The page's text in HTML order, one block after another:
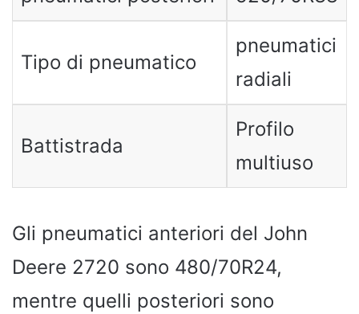
Tipo di pneumatico
pneumatici
radiali
Battistrada
Profilo
multiuso
Gli pneumatici anteriori del John
Deere 2720 sono 480/70R24,
mentre quelli posteriori sono